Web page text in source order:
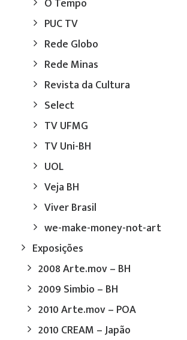
O Tempo
PUC TV
Rede Globo
Rede Minas
Revista da Cultura
Select
TV UFMG
TV Uni-BH
UOL
Veja BH
Viver Brasil
we-make-money-not-art
Exposições
2008 Arte.mov – BH
2009 Simbio – BH
2010 Arte.mov – POA
2010 CREAM – Japão